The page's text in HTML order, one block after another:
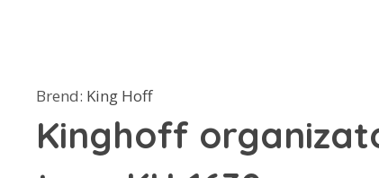
Brend: King Hoff
Kinghoff